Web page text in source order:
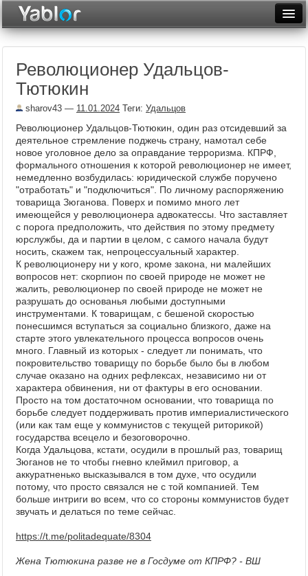
Неделя
Рейтинги
Архив
Фототоп
Видеотоп
Революционер Удальцов-
Тютюкин
sharov43 — 11.01.2024 Теги: Удальцов
Революционер Удальцов-Тютюкин, один раз отсидевший за
деятельное стремление поджечь страну, намотал себе
новое уголовное дело за оправдание терроризма. КПРФ,
формального отношения к которой революционер не имеет,
немедленно возбудилась: юридической службе поручено
"отработать" и "подключиться". По личному распоряжению
товарища Зюганова. Поверх и помимо много лет
имеющейся у революционера адвокатессы. Что заставляет
с порога предположить, что действия по этому предмету
юрслужбы, да и партии в целом, с самого начала будут
носить, скажем так, непроцессуальный характер.
К революционеру ни у кого, кроме закона, ни малейших
вопросов нет: скорпион по своей природе не может не
жалить, революционер по своей природе не может не
разрушать до основанья любыми доступными
инструментами. К товарищам, с бешеной скоростью
понесшимся вступаться за социально близкого, даже на
старте этого увлекательного процесса вопросов очень
много. Главный из которых - следует ли понимать, что
покровительство товарищу по борьбе было бы в любом
случае оказано на одних рефлексах, независимо ни от
характера обвинения, ни от фактуры в его основании.
Просто на том достаточном основании, что товарища по
борьбе следует поддерживать против империалистического
(или как там еще у коммунистов с текущей риторикой)
государства всецело и безоговорочно.
Когда Удальцова, кстати, осудили в прошлый раз, товарищ
Зюганов не то чтобы гневно клеймил приговор, а
аккуратненько высказывался в том духе, что осудили
потому, что просто связался не с той компанией. Тем
больше интриги во всем, что со стороны коммунистов будет
звучать и делаться по теме сейчас.
https://t.me/politadequate/8304
Жена Тютюкина разве не в Госдуме от КПРФ? - ВШ